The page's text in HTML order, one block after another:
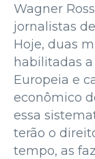
Wagner
jornalistas
Hoje, duas
habilitadas
Europeia e
econômico
essa
terão o
tempo, as